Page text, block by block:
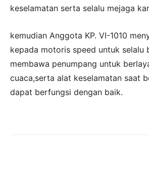
keselamatan serta selalu mejaga
kemudian Anggota KP. VI-1010
kepada motoris speed untuk selalu
membawa penumpang untuk
cuaca,serta alat keselamatan saat
dapat berfungsi dengan baik.